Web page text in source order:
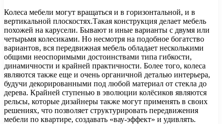
Колеса мебели могут вращаться и в горизонтальной, и в
вертикальной плоскостях.Такая конструкция делает мебель
похожей на карусели. Бывают и иные варианты с двумя или
четырьмя колесиками. Но несмотря на подобное богатство
вариантов, вся передвижная мебель обладает несколькими
общими неоспоримыми достоинствами типа гибкости,
динамичности и крайней практичности. Более того, колеса
являются также еще и очень органичной деталью интерьера,
будучи декорированными под любой материал от стекла до
дерева. Крайней ступенью в эволюции колёсиков являются
рельсы, которые дизайнеры также могут применять в своих
решениях, что позволяет структурировать передвижения
мебели по квартире, создавать «вау-эффект» и удивлять.